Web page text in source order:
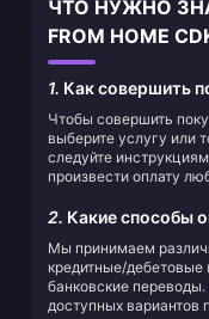
ЧТО НУЖНО
FROM HOME
1. Как совершить
Чтобы совершить
выберите услугу или
следуйте
произвести оплату
2. Какие способы
Мы принимаем
кредитные/дебетовые
банковские
доступных вариантов